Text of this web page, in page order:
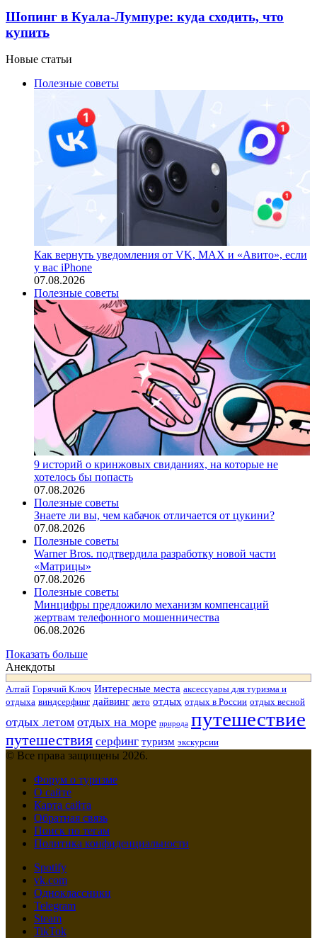
Шопинг в Куала-Лумпуре: куда сходить, что
купить
Новые статьи
Полезные советы
Как вернуть уведомления от VK, MAX и «Авито», если
у вас iPhone
07.08.2026
Полезные советы
9 историй о кринжовых свиданиях, на которые не
хотелось бы попасть
07.08.2026
Полезные советы
Знаете ли вы, чем кабачок отличается от цукини?
07.08.2026
Полезные советы
Warner Bros. подтвердила разработку новой части
«Матрицы»
07.08.2026
Полезные советы
Минцифры предложило механизм компенсаций
жертвам телефонного мошенничества
06.08.2026
Показать больше
Анекдоты
Алтай Горячий Ключ Интересные места аксессуары для туризма и
отдыха виндсерфинг дайвинг лето отдых отдых в России отдых весной
отдых летом отдых на море природа путешествие
путешествия серфинг туризм экскурсии
© Все права защищены 2026.
Форум о туризме
О сайте
Карта сайта
Обратная связь
Поиск по тегам
Политика конфиденциальности
Spotify
vk.com
Одноклассники
Telegram
Steam
TikTok